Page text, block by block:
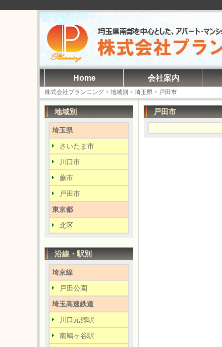
Home 会社案内
株式会社プランニング > 地域別 > 埼玉県 > 戸田市
地域別
埼玉県
さいたま市
川口市
蕨市
戸田市
東京都
北区
沿線・駅別
埼京線
戸田公園
埼玉高速鉄道
川口元郷駅
南鳩ヶ谷駅
戸田市